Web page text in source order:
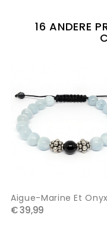
16 ANDERE
Aigue-Marine Et
€ 39,99